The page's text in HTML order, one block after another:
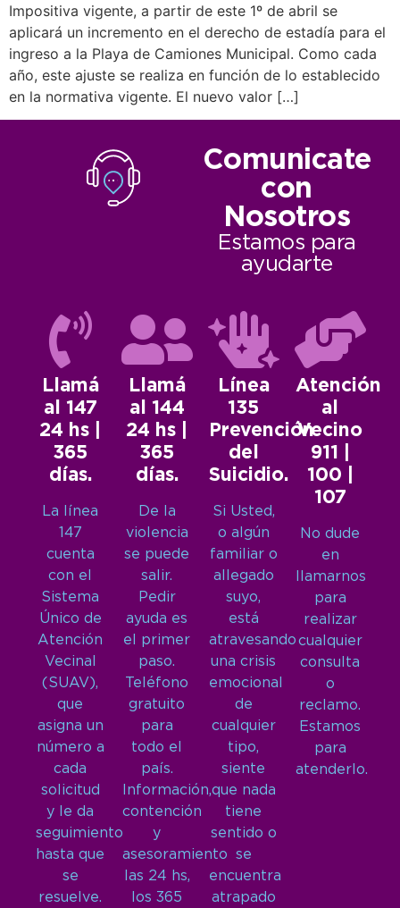
Impositiva vigente, a partir de este 1º de abril se
aplicará un incremento en el derecho de estadía para el
ingreso a la Playa de Camiones Municipal. Como cada
año, este ajuste se realiza en función de lo establecido
en la normativa vigente. El nuevo valor […]
Comunicate
con
Nosotros
Estamos para
ayudarte
Llamá
al 147
24 hs |
365
días.
La línea
147
cuenta
con el
Sistema
Único de
Atención
Vecinal
(SUAV),
que
asigna un
número a
cada
solicitud
y le da
seguimiento
hasta que
se
resuelve.
Llamá
al 144
24 hs |
365
días.
De la
violencia
se puede
salir.
Pedir
ayuda es
el primer
paso.
Teléfono
gratuito
para
todo el
país.
Información,
contención
y
asesoramiento
las 24 hs,
los 365
Línea
135
Prevención
del
Suicidio.
Si Usted,
o algún
familiar o
allegado
suyo,
está
atravesando
una crisis
emocional
de
cualquier
tipo,
siente
que nada
tiene
sentido o
se
encuentra
atrapado
Atención
al
Vecino
911 |
100 |
107
No dude
en
llamarnos
para
realizar
cualquier
consulta
o
reclamo.
Estamos
para
atenderlo.